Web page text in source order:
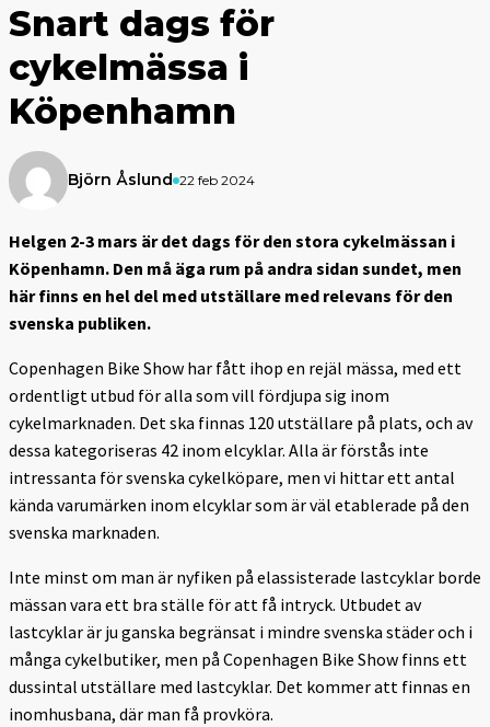
Snart dags för
cykelmässa i
Köpenhamn
Björn Åslund 22 feb 2024
Helgen 2-3 mars är det dags för den stora cykelmässan i
Köpenhamn. Den må äga rum på andra sidan sundet, men
här finns en hel del med utställare med relevans för den
svenska publiken.
Copenhagen Bike Show har fått ihop en rejäl mässa, med ett
ordentligt utbud för alla som vill fördjupa sig inom
cykelmarknaden. Det ska finnas 120 utställare på plats, och av
dessa kategoriseras 42 inom elcyklar. Alla är förstås inte
intressanta för svenska cykelköpare, men vi hittar ett antal
kända varumärken inom elcyklar som är väl etablerade på den
svenska marknaden.
Inte minst om man är nyfiken på elassisterade lastcyklar borde
mässan vara ett bra ställe för att få intryck. Utbudet av
lastcyklar är ju ganska begränsat i mindre svenska städer och i
många cykelbutiker, men på Copenhagen Bike Show finns ett
dussintal utställare med lastcyklar. Det kommer att finnas en
inomhusbana, där man få provköra.